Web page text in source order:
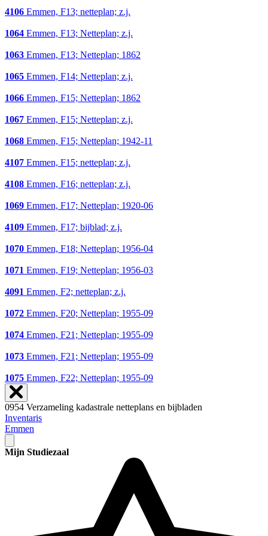
4106 Emmen, F13; netteplan; z.j.
1064 Emmen, F13; Netteplan; z.j.
1063 Emmen, F13; Netteplan; 1862
1065 Emmen, F14; Netteplan; z.j.
1066 Emmen, F15; Netteplan; 1862
1067 Emmen, F15; Netteplan; z.j.
1068 Emmen, F15; Netteplan; 1942-11
4107 Emmen, F15; netteplan; z.j.
4108 Emmen, F16; netteplan; z.j.
1069 Emmen, F17; Netteplan; 1920-06
4109 Emmen, F17; bijblad; z.j.
1070 Emmen, F18; Netteplan; 1956-04
1071 Emmen, F19; Netteplan; 1956-03
4091 Emmen, F2; netteplan; z.j.
1072 Emmen, F20; Netteplan; 1955-09
1074 Emmen, F21; Netteplan; 1955-09
1073 Emmen, F21; Netteplan; 1955-09
1075 Emmen, F22; Netteplan; 1955-09
0954 Verzameling kadastrale netteplans en bijbladen
Inventaris
Emmen
Mijn Studiezaal